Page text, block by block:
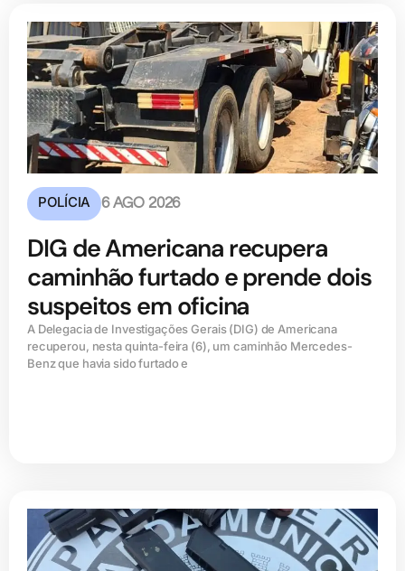
POLÍCIA 6 AGO 2026
DIG de Americana recupera
caminhão furtado e prende dois
suspeitos em oficina
A Delegacia de Investigações Gerais (DIG) de Americana
recuperou, nesta quinta-feira (6), um caminhão Mercedes-
Benz que havia sido furtado e